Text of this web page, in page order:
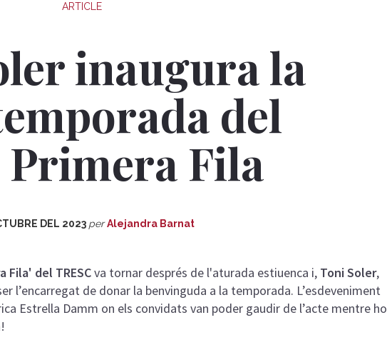
ARTICLE
inaugura la
del
Primera Fila
DEL 2023 perAlejandra Barnat
Fila' del TRESCva tornar després de l'aturada estiuenca i, Toni Soler,
l’encarregat de donar la benvinguda a la temporada. L’esdeveniment
Estrella Damm on els convidats van poder gaudir de l’acte mentre ho